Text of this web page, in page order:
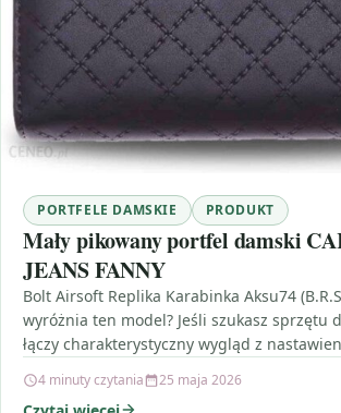
PORTFELE DAMSKIE PRODUKT
Mały pikowany portfel damski
JEANS FANNY
Bolt Airsoft Replika Karabinka Aksu74
wyróżnia ten model? Jeśli szukasz sprzętu
łączy charakterystyczny wygląd z
4 minuty czytania 25 maja 2026